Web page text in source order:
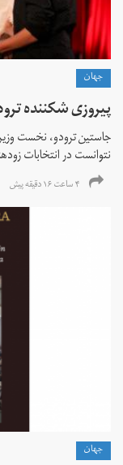
جهان
پیروزی شکننده
جاستین ترودو، نخست
نتوانست در انتخابات
۴ ساعت ۱۶ دقیقه پیش
جهان